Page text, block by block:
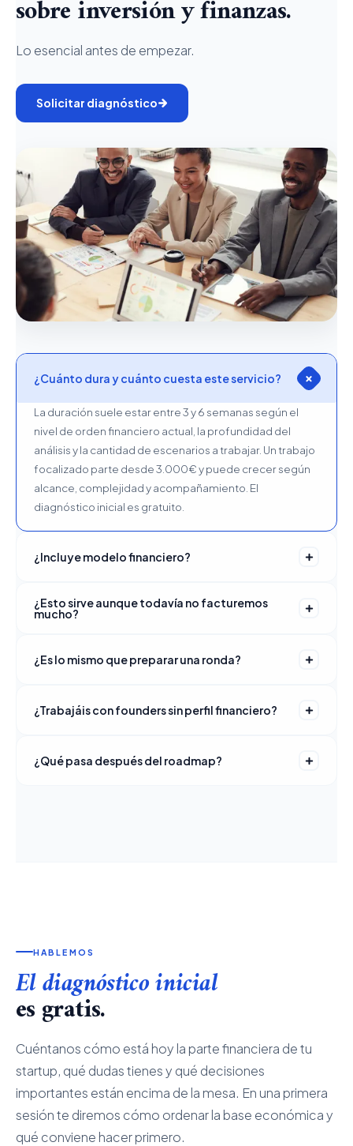
sobre inversión y finanzas.
Lo esencial antes de empezar.
Solicitar diagnóstico
¿Cuánto dura y cuánto cuesta este servicio?
La duración suele estar entre 3 y 6 semanas según el
nivel de orden financiero actual, la profundidad del
análisis y la cantidad de escenarios a trabajar. Un trabajo
focalizado parte desde 3.000€ y puede crecer según
alcance, complejidad y acompañamiento. El
diagnóstico inicial es gratuito.
¿Incluye modelo financiero?
¿Esto sirve aunque todavía no facturemos
mucho?
¿Es lo mismo que preparar una ronda?
¿Trabajáis con founders sin perfil financiero?
¿Qué pasa después del roadmap?
HABLEMOS
El diagnóstico inicial
es gratis.
Cuéntanos cómo está hoy la parte financiera de tu
startup, qué dudas tienes y qué decisiones
importantes están encima de la mesa. En una primera
sesión te diremos cómo ordenar la base económica y
qué conviene hacer primero.